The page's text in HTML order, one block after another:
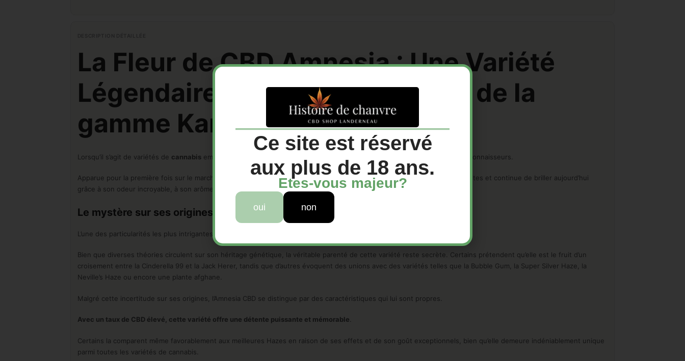
La Fleur de CBD Amnesia : Une Variété
Légendaire retrouvée, un trésor de la
gamme Kanab’ !
Lorsqu’il s’agit de variétés de cannabisemblématiques, l’Amnesia CBD est un nom qui résonne dans le cœur et l’esprit des connaisseurs.
Apparue pour la première fois sur le marché au milieu des années 90, cette variété est rapidement devenue l’une des favorites et continue de briller aujourd’hui
grâce à son odeur incroyable, à son arôme distinctif et à ses effets sensationnels.
Le mystère sur ses origines…
L’une des particularités les plus intrigantes de l’Amnesia CBD réside dans le mystère qui entoure ses origines.
Bien que diverses théories circulent sur son héritage génétique, la véritable parenté de cette variété reste secrète. Certains prétendent qu’elle est le fruit d’un
croisement entre la Cinderella 99 et la Jack Herer, tandis que d’autres évoquent des unions avec des variétés telles que la Bubble Gum, la Super Silver Haze, la
Neville’s Haze ou encore une plante afghane.
Malgré cette incertitude sur ses origines, l’Amnesia CBD se distingue par des caractéristiques qui lui sont propres.
Avec un taux de CBD élevé, cette variété offre une détente puissante et mémorable
Certains la comparent même favorablement aux meilleures Hazes en raison de ses effets et de son goût exceptionnels, bien qu’elle demeure indéniablement unique
parmi toutes les variétés de cannabis.
Ce site est réservé
aux plus de 18 ans.
Etes-vous majeur?
oui non